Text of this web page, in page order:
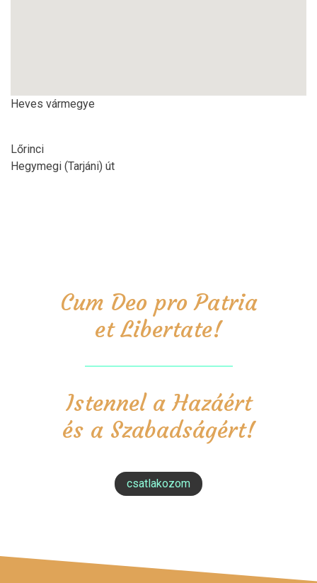
Heves vármegye
Lőrinci
Hegymegi (Tarjáni) út
Cum Deo pro Patria
et Libertate!
Istennel a Hazáért
és a Szabadságért!
csatlakozom